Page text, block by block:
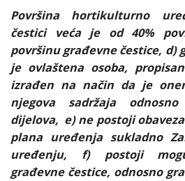
Površina hortikulturno
čestici veća je od 40%
površinu građevne čestice, d)
je ovlaštena osoba,
izrađen na način da je
njegova sadržaja
dijelova, e) ne postoji
plana uređenja sukladno
uređenju, f) postoji
građevne čestice, odnosno